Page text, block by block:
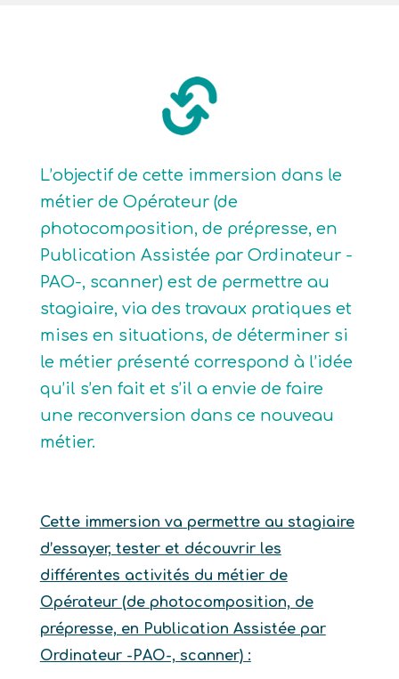
L’objectif de cette immersion dans le
métier de Opérateur (de
photocomposition, de prépresse, en
Publication Assistée par Ordinateur -
PAO-, scanner) est de permettre au
stagiaire, via des travaux pratiques et
mises en situations, de déterminer si
le métier présenté correspond à l’idée
qu’il s’en fait et s’il a envie de faire
une reconversion dans ce nouveau
métier.
Cette immersion va permettre au stagiaire
d’essayer, tester et découvrir les
différentes activités du métier de
Opérateur (de photocomposition, de
prépresse, en Publication Assistée par
Ordinateur -PAO-, scanner) :